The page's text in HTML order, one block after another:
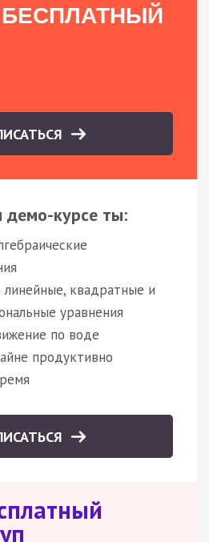
БЕСПЛАТНЫЙ
демо-курсе ты:
квадратные и
уравнения
по воде
продуктивно